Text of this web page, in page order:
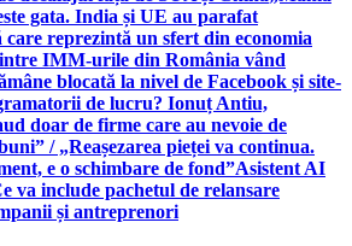
gata. India și UE au parafat
care reprezintă un sfert din economia
IMM-urile din România vând
blocată la nivel de Facebook și site-
de lucru? Ionuț Antiu,
doar de firme care au nevoie de
/ „Reașezarea pieței va continua.
e o schimbare de fond”Asistent AI
va include pachetul de relansare
și antreprenori